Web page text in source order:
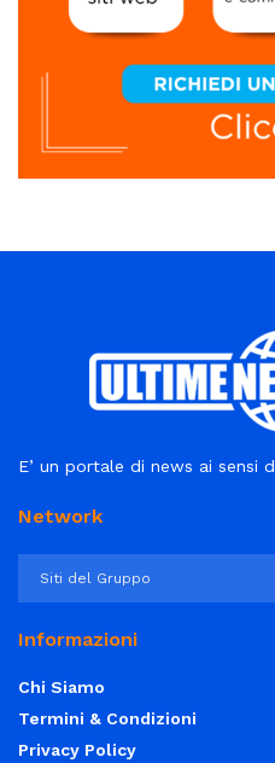
E’ un portale di news ai sensi
Network
Informazioni
Chi Siamo
Termini & Condizioni
Privacy Policy